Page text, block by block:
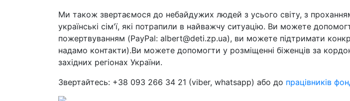
Ми також звертаємося до небайдужих людей з усього світу, з
українські сім'ї, які потрапили в найважчу ситуацію. Ви можете
пожертвуванням (PayPal: albert@deti.zp.ua), ви можете підтримати
надамо контакти).Ви можете допомогти у розміщенні біженців за
західних регіонах України.
Звертайтесь: +38 093 266 34 21 (viber, whatsapp) або до працівників